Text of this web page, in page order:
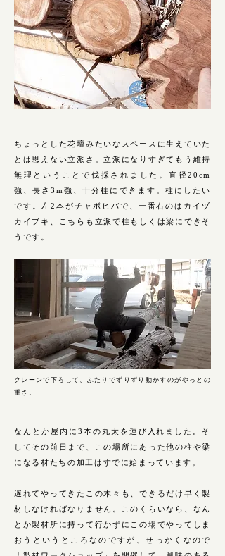
ちょっとした花壇みたいなスペースに生えていた
とは思えない立派さ。立派になりすぎてもう維持
無理ということで伐採されました。直径20cm
強、長さ3m強、十分柱にできます。柱にしたい
です。左2本がチャボヒバで、一番右のはカイヅ
カイブキ、こちらも立派で柱もしくは梁にできそ
うです。
クレーンで下ろして、ふたりでずりずり動かすのがやっとの
重さ。
なんとか屋内に3本の丸太を運び入れました。そ
してその前日まで、この場所にあった他の柱や梁
になる材たちの加工はすでに始まっています。
遅れてやってきたこの木々も、できるだけ早く製
材しなければなりません。このくらいなら、なん
とか製材所に持って行かずにこの場でやってしま
おうというところなのですが、せっかくなので